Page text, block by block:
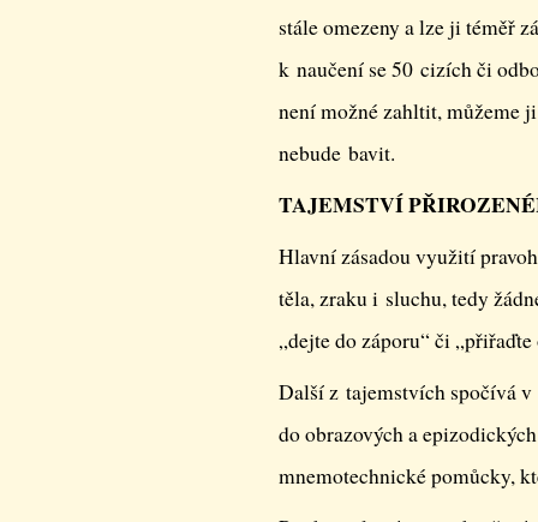
stále omezeny a lze ji téměř
k naučení se 50 cizích či
není možné zahltit, můžeme
nebude bavit.
TAJEMSTVÍ
Hlavní zásadou využití
těla, zraku i sluchu, tedy
„dejte do záporu“ či
Další z tajemstvích spočívá
do obrazových a
mnemotechnické pomůcky,